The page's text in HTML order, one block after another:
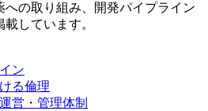
への取り組み、開発パイプライン
しています。
ン
る倫理
営・管理体制